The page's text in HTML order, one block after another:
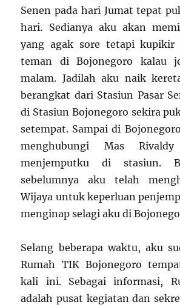
Senen pada hari Jumat tepat
hari. Sedianya aku akan
yang agak sore tetapi kupikir
teman di Bojonegoro kalau
malam. Jadilah aku naik
berangkat dari Stasiun Pasar
di Stasiun Bojonegoro sekira
setempat. Sampai di
menghubungi Mas
menjemputku di stasiun.
sebelumnya aku telah
Wijaya untuk keperluan
menginap selagi aku di
Selang beberapa waktu, aku
Rumah TIK Bojonegoro
kali ini. Sebagai informasi,
adalah pusat kegiatan dan